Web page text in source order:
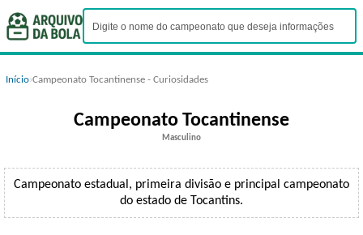
Início›Campeonato Tocantinense - Curiosidades
Campeonato Tocantinense
Masculino
Campeonato estadual, primeira divisão e principal campeonato
do estado de Tocantins.